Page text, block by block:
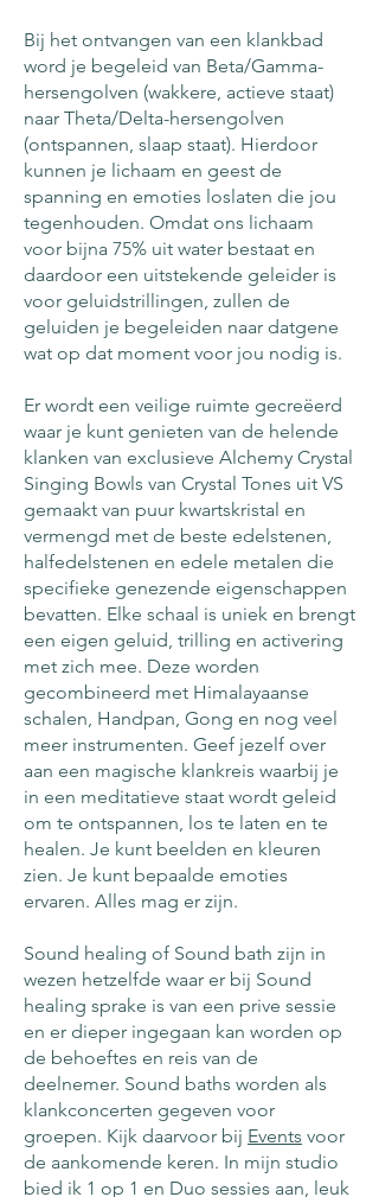
Bij het ontvangen van een klankbad
word je begeleid van Beta/Gamma-
hersengolven (wakkere, actieve staat)
naar Theta/Delta-hersengolven
(ontspannen, slaap staat). Hierdoor
kunnen je lichaam en geest de
spanning en emoties loslaten die jou
tegenhouden. Omdat ons lichaam
voor bijna 75% uit water bestaat en
daardoor een uitstekende geleider is
voor geluidstrillingen, zullen de
geluiden je begeleiden naar datgene
wat op dat moment voor jou nodig is.
Er wordt een veilige ruimte gecreëerd
waar je kunt genieten van de helende
klanken van exclusieve Alchemy Crystal
Singing Bowls van Crystal Tones uit VS
gemaakt van puur kwartskristal en
vermengd met de beste edelstenen,
halfedelstenen en edele metalen die
specifieke genezende eigenschappen
bevatten. Elke schaal is uniek en brengt
een eigen geluid, trilling en activering
met zich mee. Deze worden
gecombineerd met Himalayaanse
schalen, Handpan, Gong en nog veel
meer instrumenten. Geef jezelf over
aan een magische klankreis waarbij je
in een meditatieve staat wordt geleid
om te ontspannen, los te laten en te
healen. Je kunt beelden en kleuren
zien. Je kunt bepaalde emoties
ervaren. Alles mag er zijn.
Sound healing of Sound bath zijn in
wezen hetzelfde waar er bij Sound
healing sprake is van een prive sessie
en er dieper ingegaan kan worden op
de behoeftes en reis van de
deelnemer. Sound baths worden als
klankconcerten gegeven voor
groepen. Kijk daarvoor bij Events voor
de aankomende keren. In mijn studio
bied ik 1 op 1 en Duo sessies aan, leuk